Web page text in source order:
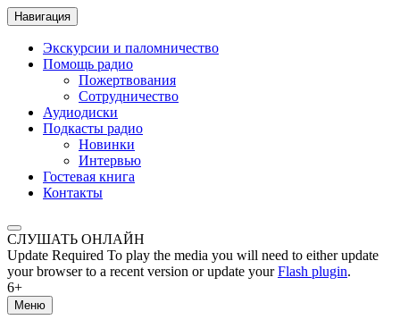
Навигация
Экскурсии и паломничество
Помощь радио
Пожертвования
Сотрудничество
Аудиодиски
Подкасты радио
Новинки
Интервью
Гостевая книга
Контакты
СЛУШАТЬ ОНЛАЙН
Update Required To play the media you will need to either update
your browser to a recent version or update yourFlash plugin.
6+
Меню